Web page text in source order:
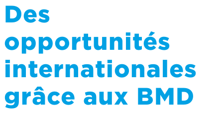
Des
opportunités
internationales
grâce aux BMD